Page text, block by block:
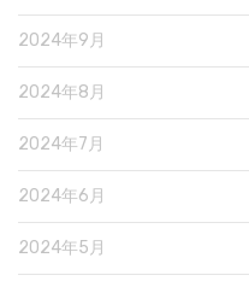
2024年9月
2024年8月
2024年7月
2024年6月
2024年5月